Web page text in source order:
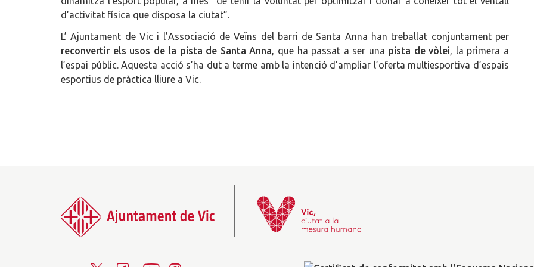
d’activitat física que disposa la ciutat”.
L’ Ajuntament de Vic i l’Associació de Veïns del barri de Santa Anna han treballat conjuntament per
reconvertir els usos de la pista de Santa Anna, que ha passat a ser una pista de vòlei, la primera a
l’espai públic. Aquesta acció s’ha dut a terme amb la intenció d’ampliar l’oferta multiesportiva d’espais
esportius de pràctica lliure a Vic.